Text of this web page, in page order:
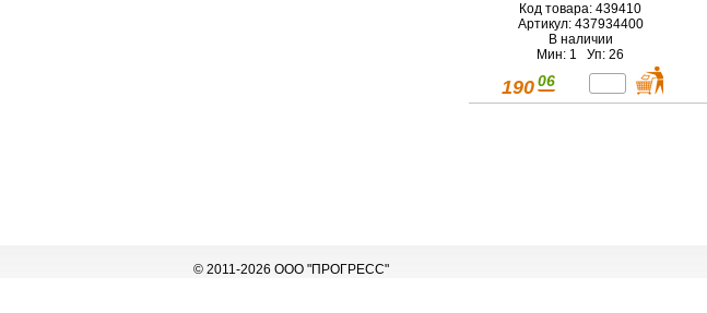
Код товара: 439410
Артикул: 437934400
В наличии
Мин: 1 Уп: 26
190 06
© 2011-2026 ООО "ПРОГРЕСС"